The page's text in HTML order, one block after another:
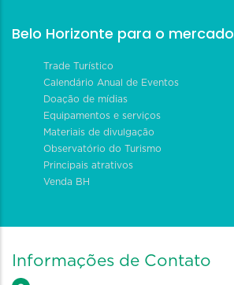
Belo Horizonte para o mercado
Trade Turístico
Calendário Anual de Eventos
Doação de mídias
Equipamentos e serviços
Materiais de divulgação
Observatório do Turismo
Principais atrativos
Venda BH
Informações de Contato